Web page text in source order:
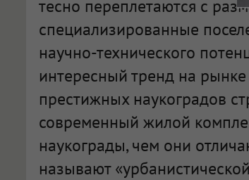
тесно переплетаются с
специализированные
научно-технического
интересный тренд на
престижных наукоградов
современный жилой
наукограды, чем они
называют